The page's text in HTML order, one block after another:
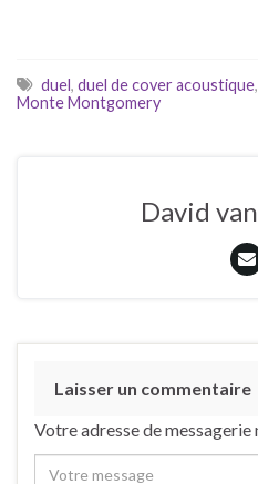
duel, duel de cover acoustique,
Monte Montgomery
David
Laisser un commentaire
Votre adresse de messagerie